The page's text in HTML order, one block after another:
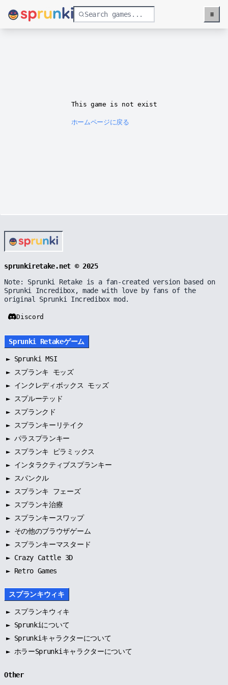
Menu
≡
This game is not exist
ホームページに戻る
sprunkiretake.net © 2025
Note: Sprunki Retake is a fan-created version based on
Sprunki Incredibox, made with love by fans of the
original Sprunki Incredibox mod.
Discord
Sprunki Retakeゲーム
► Sprunki MSI
►
スプランキ モッズ
► インクレディボックス モッズ
►
スプルーテッド
►
スプランクド
►
スプランキーリテイク
► パラスプランキー
►
スプランキ ピラミックス
► インタラクティブスプランキー
►
スパンクル
►
スプランキ フェーズ
►
スプランキ治療
►
スプランキースワップ
► その他のブラウザゲーム
►
スプランキーマスタード
► Crazy Cattle 3D
► Retro Games
スプランキウィキ
►
スプランキウィキ
► Sprunkiについて
► Sprunkiキャラクターについて
► ホラーSprunkiキャラクターについて
Other